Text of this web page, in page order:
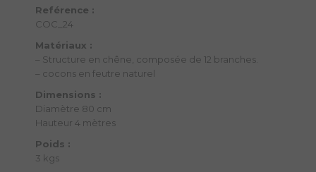
Reférence :
COC_24
Matériaux :
– Structure en chêne, composée de 12 branches.
– cocons en feutre naturel
Dimensions :
Diamètre 80 cm
Hauteur 4 mètres
Poids :
3 kgs